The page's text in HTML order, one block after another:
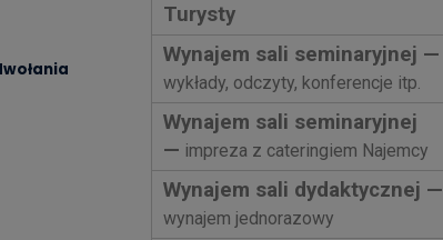
Turysty
Wynajem sali seminaryjnej —
wykłady, odczyty, konferencje itp.
Wynajem sali seminaryjnej
— impreza z cateringiem Najemcy
Wynajem sali dydaktycznej —
wynajem jednorazowy